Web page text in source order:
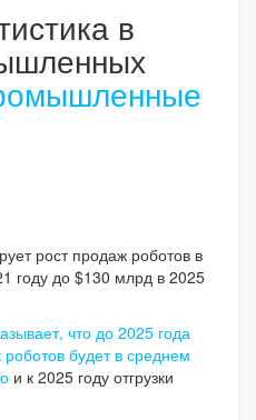
в
рост продаж роботов в
году до $130 млрд в 2025
что до 2025 года
будет в среднем
и к 2025 году отгрузки